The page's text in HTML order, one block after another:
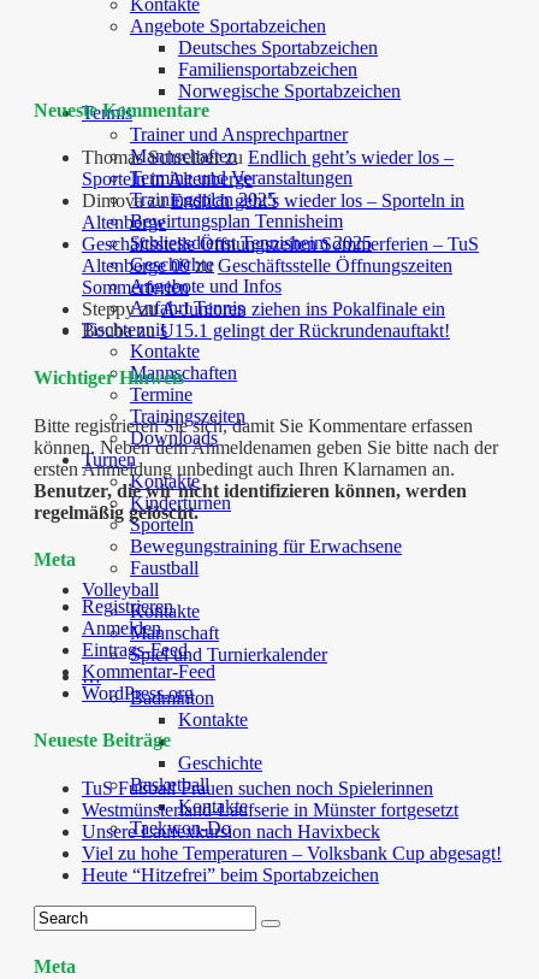
Kontakte
Angebote Sportabzeichen
Deutsches Sportabzeichen
Familiensportabzeichen
Norwegische Sportabzeichen
Tennis
Trainer und Ansprechpartner
Mannschaften
Termine und Veranstaltungen
Trainingsplan 2025
Bewirtungsplan Tennisheim
Schliessdienst Tennisheim 2025
Geschichte
Angebote und Infos
Anfahrt Tennis
Tischtennis
Kontakte
Mannschaften
Termine
Trainingszeiten
Downloads
Turnen
Kontakte
Kinderturnen
Sporteln
Bewegungstraining für Erwachsene
Faustball
Volleyball
Kontakte
Mannschaft
Spiel und Turnierkalender
…
Badminton
Kontakte
Geschichte
Basketball
Kontakte
Taekwon-Do
Neueste Kommentare
Thomas Schreiberzu Endlich geht’s wieder los –
Sporteln in Altenberge
DimovazuEndlich geht’s wieder los – Sporteln in
Altenberge
Geschäftsstelle Öffnungszeiten Sommerferien – TuS
Altenberge 09zuGeschäftsstelle Öffnungszeiten
Sommerferien
SteppyzuA-Junioren ziehen ins Pokalfinale ein
BoubazuU15.1 gelingt der Rückrundenauftakt!
Wichtiger Hinweis
Bitte registrieren Sie sich, damit Sie Kommentare erfassen
können. Neben dem Anmeldenamen geben Sie bitte nach der
ersten Anmeldung unbedingt auch Ihren Klarnamen an.
Benutzer, die wir nicht identifizieren können, werden
regelmäßig gelöscht.
Meta
Registrieren
Anmelden
Eintrags-Feed
Kommentar-Feed
WordPress.org
Neueste Beiträge
TuS Fußball Frauen suchen noch Spielerinnen
Westmünsterland-Laufserie in Münster fortgesetzt
Unsere Laufexkursion nach Havixbeck
Viel zu hohe Temperaturen – Volksbank Cup abgesagt!
Heute “Hitzefrei” beim Sportabzeichen
Meta